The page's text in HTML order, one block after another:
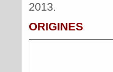
2013.
ORIGINES